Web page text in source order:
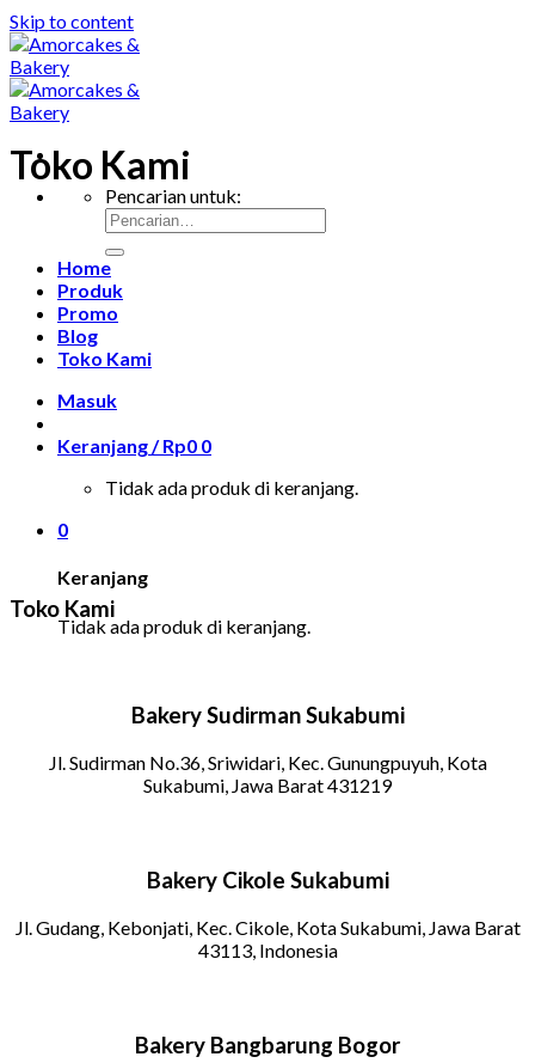
Skip to content
Pencarian untuk:
Home
Produk
Promo
Blog
Toko Kami
Masuk
Keranjang /Rp0 0
Tidak ada produk di keranjang.
0
Keranjang
Tidak ada produk di keranjang.
Toko Kami
Toko Kami
Bakery Sudirman Sukabumi
Jl. Sudirman No.36, Sriwidari, Kec. Gunungpuyuh, Kota
Sukabumi, Jawa Barat 431219
Bakery Cikole Sukabumi
Jl. Gudang, Kebonjati, Kec. Cikole, Kota Sukabumi, Jawa Barat
43113, Indonesia
Bakery Bangbarung Bogor